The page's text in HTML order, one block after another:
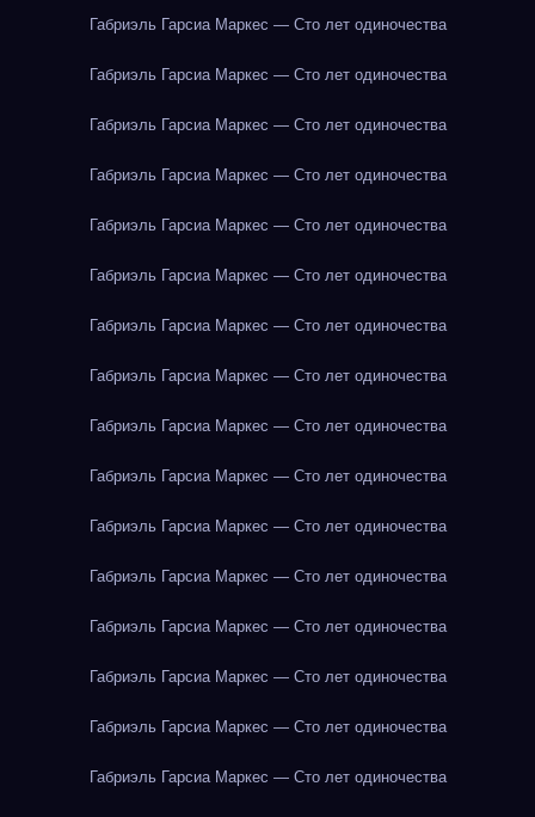
Габриэль Гарсиа Маркес — Сто лет одиночества
Габриэль Гарсиа Маркес — Сто лет одиночества
Габриэль Гарсиа Маркес — Сто лет одиночества
Габриэль Гарсиа Маркес — Сто лет одиночества
Габриэль Гарсиа Маркес — Сто лет одиночества
Габриэль Гарсиа Маркес — Сто лет одиночества
Габриэль Гарсиа Маркес — Сто лет одиночества
Габриэль Гарсиа Маркес — Сто лет одиночества
Габриэль Гарсиа Маркес — Сто лет одиночества
Габриэль Гарсиа Маркес — Сто лет одиночества
Габриэль Гарсиа Маркес — Сто лет одиночества
Габриэль Гарсиа Маркес — Сто лет одиночества
Габриэль Гарсиа Маркес — Сто лет одиночества
Габриэль Гарсиа Маркес — Сто лет одиночества
Габриэль Гарсиа Маркес — Сто лет одиночества
Габриэль Гарсиа Маркес — Сто лет одиночества